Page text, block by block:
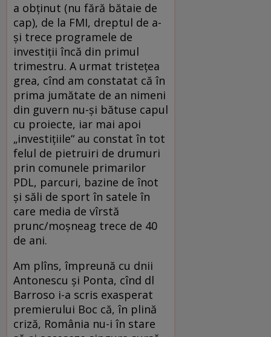
a obţinut (nu fără bătaie de
cap), de la FMI, dreptul de a-
şi trece programele de
investiţii încă din primul
trimestru. A urmat tristeţea
grea, cînd am constatat că în
prima jumătate de an nimeni
din guvern nu-şi bătuse capul
cu proiecte, iar mai apoi
„investiţiile“ au constat în tot
felul de pietruiri de drumuri
prin comunele primarilor
PDL, parcuri, bazine de înot
şi săli de sport în satele în
care media de vîrstă
prunc/moşneag trece de 40
de ani.
Am plîns, împreună cu dnii
Antonescu şi Ponta, cînd dl
Barroso i-a scris exasperat
premierului Boc că, în plină
criză, România nu-i în stare